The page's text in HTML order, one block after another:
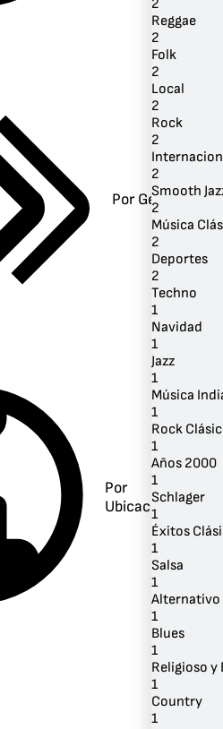
Por Género
Por
Ubicación
2
Reggae
2
Folk
2
Local
2
Rock
2
2
Smooth
2
Música
2
Deportes
2
Techno
1
Navidad
1
Jazz
1
Música
1
Rock
1
Años 2000
1
Schlager
1
Éxitos
1
Salsa
1
Alternativo
1
Blues
1
Religioso
1
Country
1